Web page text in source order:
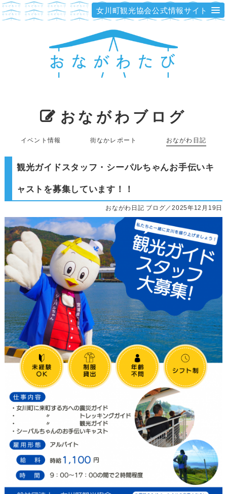
女川町観光協会公式情報サイト
おながわブログ
イベント情報 街なかレポート おながわ日記
観光ガイドスタッフ・シーパルちゃんお手伝いキ
ャストを募集しています！！
おながわ日記 ブログ／2025年12月19日